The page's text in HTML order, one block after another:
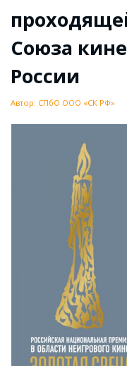
Союза
России
Автор: СПбО ООО «СК РФ»